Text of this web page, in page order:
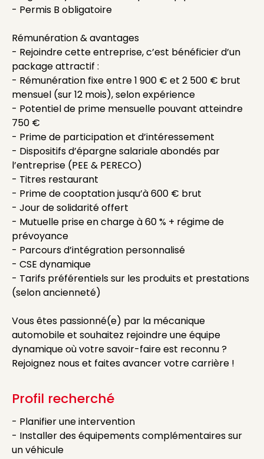
- Permis B obligatoire
Rémunération & avantages
- Rejoindre cette entreprise, c’est bénéficier d’un
package attractif :
- Rémunération fixe entre 1 900 € et 2 500 € brut
mensuel (sur 12 mois), selon expérience
- Potentiel de prime mensuelle pouvant atteindre
750 €
- Prime de participation et d’intéressement
- Dispositifs d’épargne salariale abondés par
l’entreprise (PEE & PERECO)
- Titres restaurant
- Prime de cooptation jusqu’à 600 € brut
- Jour de solidarité offert
- Mutuelle prise en charge à 60 % + régime de
prévoyance
- Parcours d’intégration personnalisé
- CSE dynamique
- Tarifs préférentiels sur les produits et prestations
(selon ancienneté)
Vous êtes passionné(e) par la mécanique
automobile et souhaitez rejoindre une équipe
dynamique où votre savoir-faire est reconnu ?
Rejoignez nous et faites avancer votre carrière !
Profil recherché
- Planifier une intervention
- Installer des équipements complémentaires sur
un véhicule